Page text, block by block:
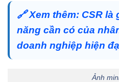
🔗Xem thêm: CSR là
năng cần có của
doanh nghiệp hiện
Ảnh